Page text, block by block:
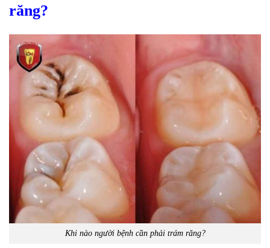
răng?
Khi nào người bệnh cần phải trám răng?